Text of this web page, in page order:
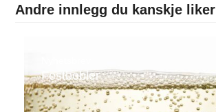
Andre innlegg du kanskje liker
Festbobler